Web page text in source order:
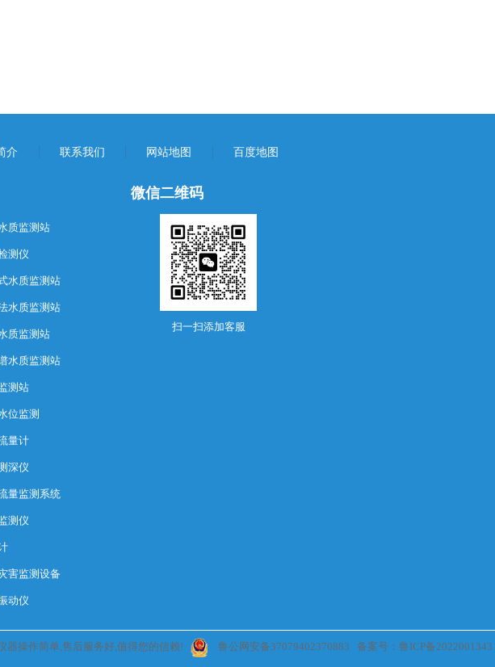
介 联系我们 网站地图 百度地图
质监测站
测仪
水质监测站
水质监测站
质监测站
水质监测站
测站
位监测
量计
深仪
量监测系统
测仪
害监测设备
动仪
微信二维码
扫一扫添加客服
器操作简单,售后服务好,值得您的信赖! 鲁公网安备37079402370883 备案号：鲁ICP备2022001343